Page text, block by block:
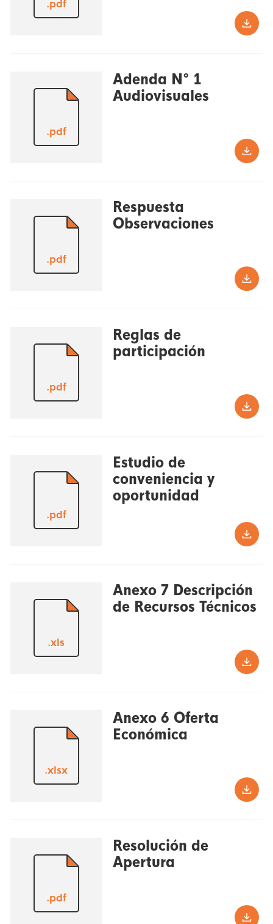
.pdf
.pdf
Adenda N° 1
Audiovisuales
.pdf
Respuesta
Observaciones
.pdf
Reglas de
participación
.pdf
Estudio de
conveniencia y
oportunidad
.xls
Anexo 7 Descripción
de Recursos Técnicos
.xlsx
Anexo 6 Oferta
Económica
.pdf
Resolución de
Apertura